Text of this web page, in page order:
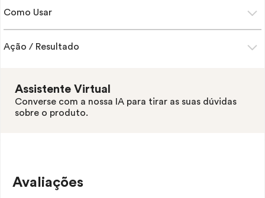
Como Usar
Ação / Resultado
Assistente Virtual
Converse com a nossa IA para tirar as suas dúvidas
sobre o produto.
Avaliações